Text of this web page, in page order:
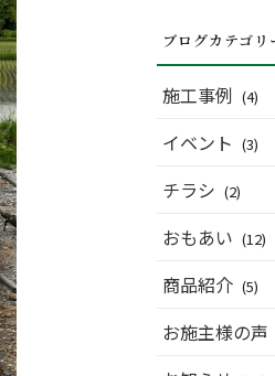
ブログカテゴリ
施工事例 (4)
イベント (3)
チラシ (2)
おもあい (12)
商品紹介 (5)
お施主様の声